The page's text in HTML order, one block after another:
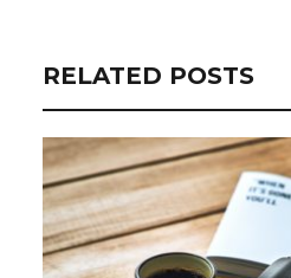
RELATED POSTS